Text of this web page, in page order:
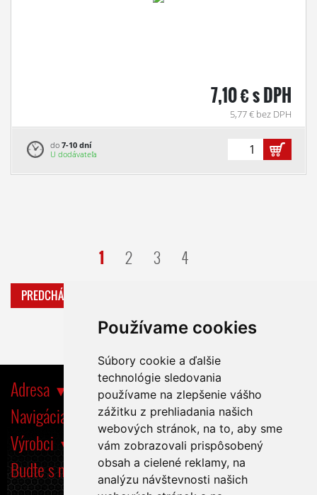
Používame cookies
Súbory cookie a ďalšie
technológie sledovania
používame na zlepšenie vášho
zážitku z prehliadania našich
webových stránok, na to, aby sme
vám zobrazovali prispôsobený
obsah a cielené reklamy, na
analýzu návštevnosti našich
7,10 € s DPH
5,77 € bez DPH
do 7-10 dní
U dodávateľa
PREDCHÁDZAJÚCA
1 2 3 4
Adresa
Navigácia
Výrobci
Buďte s nami tiež na